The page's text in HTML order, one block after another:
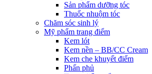
Sản phẩm dưỡng tóc
Thuốc nhuộm tóc
Chăm sóc sinh lý
Mỹ phẩm trang điểm
Kem lót
Kem nền – BB/CC Cream
Kem che khuyết điểm
Phấn phủ